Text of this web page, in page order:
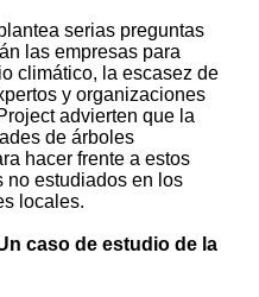
serias preguntas
las empresas para
climático, la escasez de
y organizaciones
advierten que la
de árboles
hacer frente a estos
no estudiados en los
locales.
caso de estudio de la